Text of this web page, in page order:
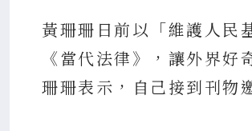
黃珊珊日前以「維護人民
《當代法律》，讓外界
珊珊表示，自己接到刊物